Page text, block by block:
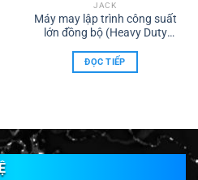
JACK
Máy may lập trình công suất
lớn đồng bộ (Heavy Duty
ĐỌC TIẾP